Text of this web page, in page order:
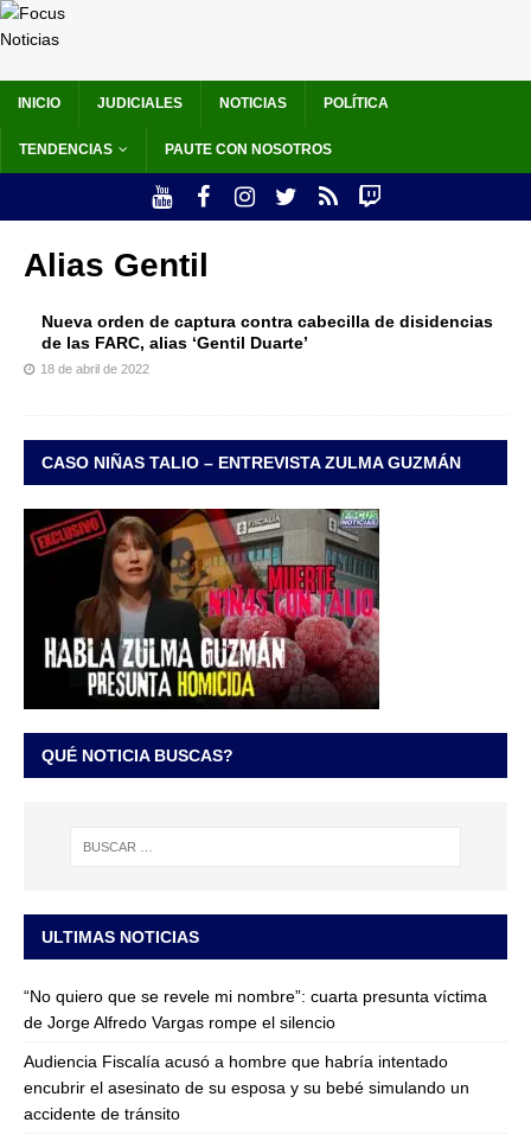
INICIO JUDICIALES NOTICIAS POLÍTICA
TENDENCIAS PAUTE CON NOSOTROS
Alias Gentil
Nueva orden de captura contra cabecilla de disidencias
de las FARC, alias ‘Gentil Duarte’
18 de abril de 2022
CASO NIÑAS TALIO – ENTREVISTA ZULMA GUZMÁN
QUÉ NOTICIA BUSCAS?
ULTIMAS NOTICIAS
“No quiero que se revele mi nombre”: cuarta presunta víctima
de Jorge Alfredo Vargas rompe el silencio
Audiencia Fiscalía acusó a hombre que habría intentado
encubrir el asesinato de su esposa y su bebé simulando un
accidente de tránsito